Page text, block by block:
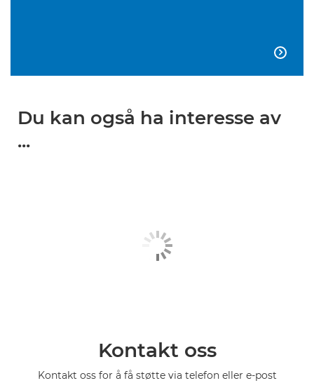

Du kan også ha interesse av
...
Kontakt oss
Kontakt oss for å få støtte via telefon eller e-post